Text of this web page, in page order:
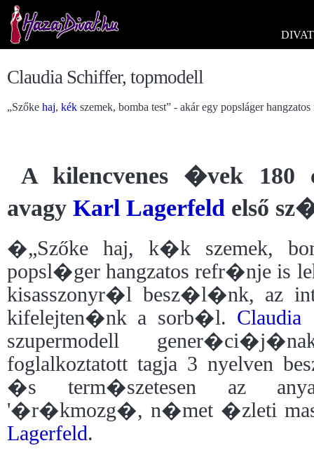
DIVAT
Claudia Schiffer, topmodell
„Szőke haj, kék szemek, bomba test” - akár egy popsláger
A kilencvenes �vek 180
avagy Karl Lagerfeld első
�„Szőke haj, k�k szemek,
popsl�ger hangzatos refr�nje is
kisasszonyr�l besz�l�nk, az
kifelejten�nk a sorb�l. Claudia
szupermodell
foglalkoztatott tagja 3 nyelven
�s term�szetesen az
'�r�kmozg�, n�met �zleti
Lagerfeld.